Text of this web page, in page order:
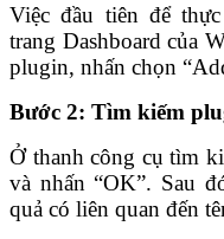
Việc đầu tiên để
trang Dashboard của
plugin, nhấn chọn
Bước 2: Tìm kiếm
Ở thanh công cụ tìm
và nhấn “OK”. Sau
quả có liên quan đến